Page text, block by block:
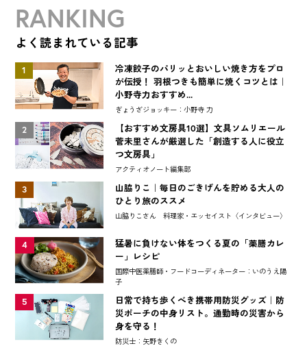
RANKING
よく読まれている記事
1
冷凍餃子のパリッとおいしい焼き方をプロ
が伝授！ 羽根つきも簡単に焼くコツとは｜
小野寺力おすすめ...
ぎょうざジョッキー：小野寺 力
2
【おすすめ文房具10選】文具ソムリエール
菅未里さんが厳選した「創造する人に役立
つ文房具」
アクティオノート編集部
3
山脇りこ｜毎日のごきげんを貯める大人の
ひとり旅のススメ
山脇りこさん 料理家・エッセイスト〈インタビュー〉
4
猛暑に負けない体をつくる夏の「薬膳カレ
ー」レシピ
国際中医薬膳師・フードコーディネーター：いのうえ陽
子
5
日常で持ち歩くべき携帯用防災グッズ｜防
災ポーチの中身リスト。通勤時の災害から
身を守る！
防災士：矢野きくの